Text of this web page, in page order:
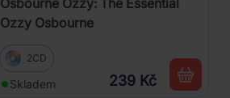
Osbourne Ozzy: The Essential
Ozzy Osbourne
2CD
Skladem 239 Kč